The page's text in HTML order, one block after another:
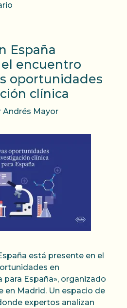
España
encuentro
oportunidades
clínica
Andrés Mayor
está presente en el
en
para España», organizado
en Madrid. Un espacio de
expertos analizan